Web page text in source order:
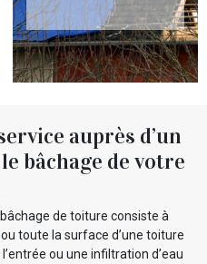
auprès d’un
bâchage de votre
de toiture consiste à
toute la surface d’une toiture
ou une infiltration d’eau